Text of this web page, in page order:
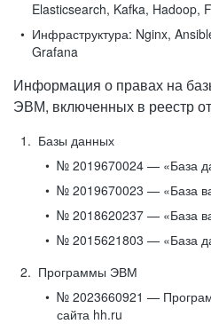
Elasticsearch, Kafka, Hadoop,
Инфраструктура: Nginx,
Grafana
Информация о правах на
ЭВМ, включенных в реестр
Базы данных
№ 2019670024 — «База
№ 2019670023 — «База
№ 2018620237 — «База
№ 2015621803 — «База
Программы ЭВМ
№ 2023660921 —
сайта hh.ru